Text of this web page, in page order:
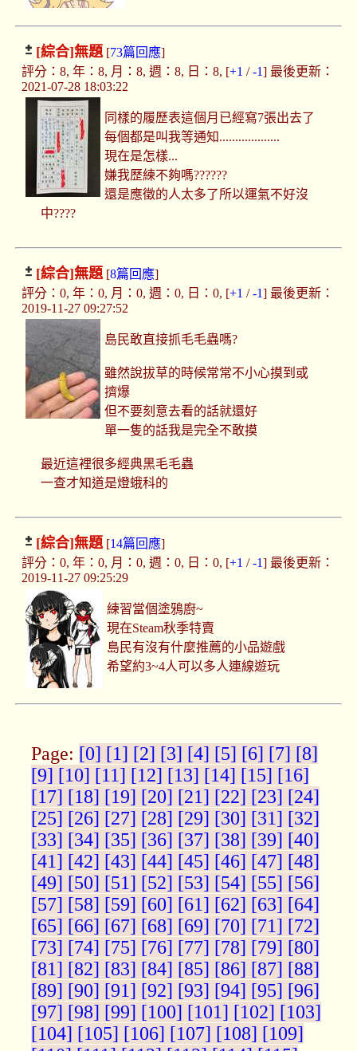
[綜合]無題[73篇回應]
評分：8, 年：8, 月：8, 週：8, 日：8, [+1 /-1] 最後更新：
2021-07-28 18:03:22
同樣的履歷表這個月已經寫7張出去了
每個都是叫我等通知...................
現在是怎樣...
嫌我歷練不夠嗎??????
還是應徵的人太多了所以運氣不好沒
中????
[綜合]無題[8篇回應]
評分：0, 年：0, 月：0, 週：0, 日：0, [+1 /-1] 最後更新：
2019-11-27 09:27:52
島民敢直接抓毛毛蟲嗎?
雖然說拔草的時候常常不小心摸到或
擠爆
但不要刻意去看的話就還好
單一隻的話我是完全不敢摸
最近這裡很多經典黑毛毛蟲
一查才知道是燈蛾科的
[綜合]無題[14篇回應]
評分：0, 年：0, 月：0, 週：0, 日：0, [+1 /-1] 最後更新：
2019-11-27 09:25:29
練習當個塗鴉廚~
現在Steam秋季特賣
島民有沒有什麼推薦的小品遊戲
希望約3~4人可以多人連線遊玩
Page: [0] [1] [2] [3] [4] [5] [6] [7] [8]
[9] [10] [11] [12] [13] [14] [15] [16]
[17] [18] [19] [20] [21] [22] [23] [24]
[25] [26] [27] [28] [29] [30] [31] [32]
[33] [34] [35] [36] [37] [38] [39] [40]
[41] [42] [43] [44] [45] [46] [47] [48]
[49] [50] [51] [52] [53] [54] [55] [56]
[57] [58] [59] [60] [61] [62] [63] [64]
[65] [66] [67] [68] [69] [70] [71] [72]
[73] [74] [75] [76] [77] [78] [79] [80]
[81] [82] [83] [84] [85] [86] [87] [88]
[89] [90] [91] [92] [93] [94] [95] [96]
[97] [98] [99] [100] [101] [102] [103]
[104] [105] [106] [107] [108] [109]